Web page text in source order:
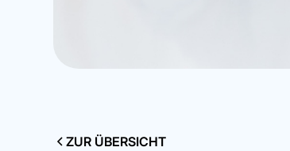
ZUR ÜBERSICHT